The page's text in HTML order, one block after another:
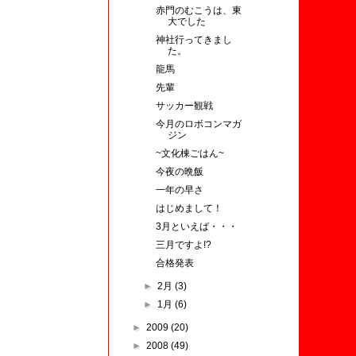
赤門のむこうは、東
大でした
神社行ってきまし
た。
龍馬
先輩
サッカー観戦
今月のロボコンマガ
ジン
~文化棟ごはん~
今夜の晩飯
一年の早さ
はじめまして！
3月といえば・・・
三月ですよ!?
合格発表
►2月(3)
► 1月(6)
► 2009 (20)
► 2008 (49)